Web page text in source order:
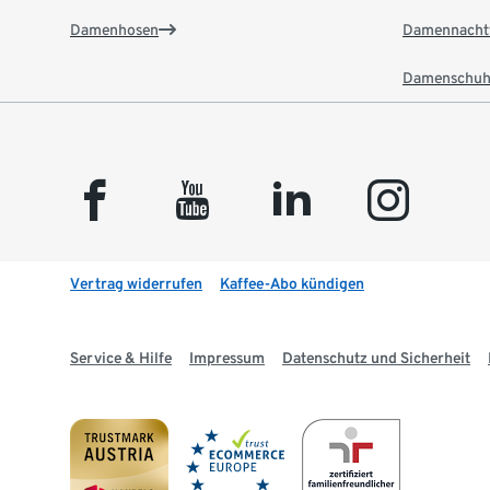
Damenhosen
facebook youtube linkedin instagram
Vertrag widerrufen Kaffee-Abo kündigen
Service & Hilfe Impressum Datenschutz und Sicherheit